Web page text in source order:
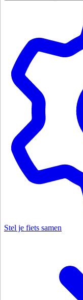
Stel je fiets samen